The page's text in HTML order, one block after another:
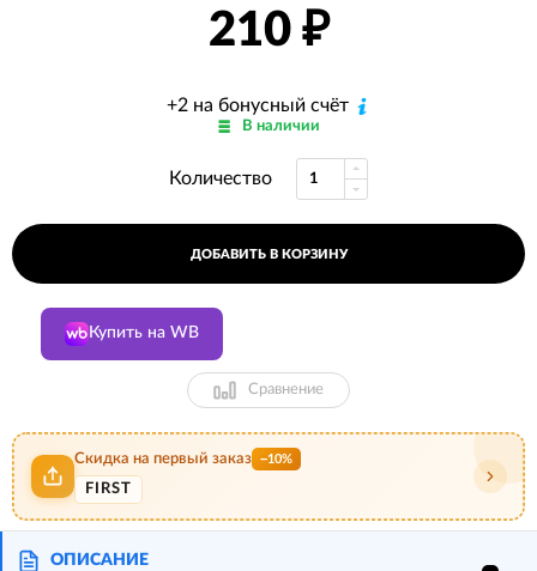
210 ₽
+2 на бонусный счёт
В наличии
Количество
ДОБАВИТЬ В КОРЗИНУ
Купить на WB
Сравнение
Скидка на первый заказ −10%
FIRST
ОПИСАНИЕ